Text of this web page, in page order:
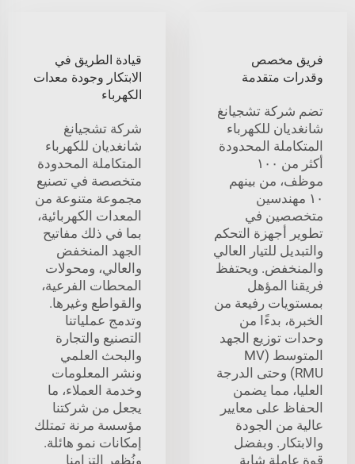
فريق مخصص
وقدرات متقدمة
تضم شركة تشجيانغ
شانغديان للكهرباء
المتكاملة المحدودة
أكثر من ١٠٠
موظف، من بينهم
١٠ مهندسين
متخصصين في
تطوير أجهزة التحكم
والتبديل للتيار العالي
والمنخفض. ويحتفظ
فريقنا المؤهل
بمستويات رفيعة من
الخبرة، بدءًا من
وحدات توزيع الجهد
المتوسط (MV
RMU) وحتى الدرجة
العليا، مما يضمن
الحفاظ على معايير
عالية من الجودة
والابتكار. وبفضل
قوة عاملة شابة
قيادة الطريق في
الابتكار وجودة معدات
الكهرباء
شركة تشجيانغ
شانغديان للكهرباء
المتكاملة المحدودة
متخصصة في تصنيع
مجموعة متنوعة من
المعدات الكهربائية،
بما في ذلك مفاتيح
الجهد المنخفض
والعالي، ومحولات
المحطات الفرعية،
والقواطع وغيرها.
وتدمج عملياتنا
التصنيع والتجارة
والبحث العلمي
ونشر المعلومات
وخدمة العملاء، ما
يجعل من شركتنا
مؤسسة مرنة تمتلك
إمكانات نمو هائلة.
ونُظهر التزامنا